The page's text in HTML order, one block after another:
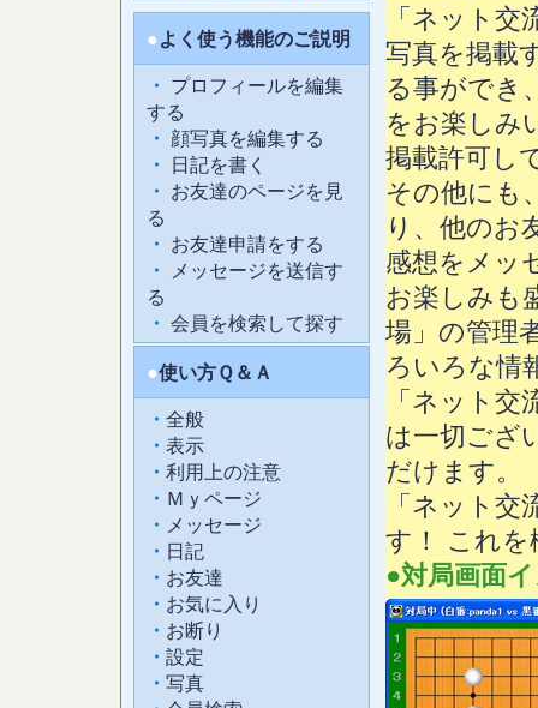
● よく使う機能のご説明
・
プロフィールを編集
する
・
顔写真を編集する
・
日記を書く
・
お友達のページを見
る
・
お友達申請をする
・
メッセージを送信す
る
・ 会員を検索して探す
●使い方Ｑ＆Ａ
・ 全般
・ 表示
・ 利用上の注意
・ Ｍｙページ
・ メッセージ
・ 日記
・ お友達
・ お気に入り
・ お断り
・ 設定
・ 写真
「ネット
写真を掲載
る事ができ
をお楽しみ
掲載許可し
その他にも
り、他のお
感想をメッ
お楽しみも
場」の管理
ろいろな情
「ネット
は一切ござ
だけます。
「ネット
す！ これを
●対局画面